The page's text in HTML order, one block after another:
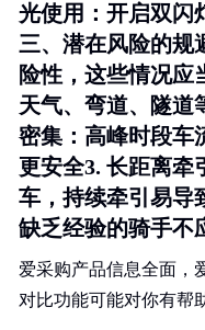
光使用：开启双闪
三、潜在风险的规
险性，这些情况应
天气、弯道、隧道
密集 ：高峰时段
更安全3. 长距离牵引
车，持续牵引易导
缺乏经验的骑手不
爱采购产品信息全面，
对比功能可能对你有帮